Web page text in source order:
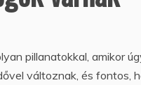
pillanatokkal, amikor
változnak, és fontos,